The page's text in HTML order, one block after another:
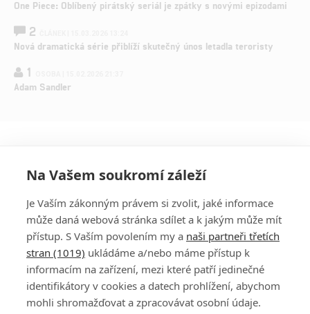
One Piece: Oblíbený pirátský seriál je zpátky s novými epizodami
2
Nová dramatická série přiblíží skutečný únos letadla teroristy
1
Adam Sandler
PŘIHLÁSIT
REGISTROVAT
DISKUZE
Na Vašem soukromí záleží
Je Vaším zákonným právem si zvolit, jaké informace
může daná webová stránka sdílet a k jakým může mít
přístup. S Vaším povolením my a naši partneři třetích
stran (1019) ukládáme a/nebo máme přístup k
informacím na zařízení, mezi které patří jedinečné
identifikátory v cookies a datech prohlížení, abychom
mohli shromažďovat a zpracovávat osobní údaje.